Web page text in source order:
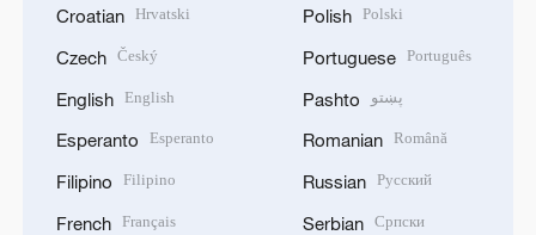
Croatian Hrvatski
Czech Český
English English
Esperanto Esperanto
Filipino Filipino
French Français
Polish Polski
Portuguese Português
Pashto پښتو
Romanian Română
Russian Русский
Serbian Српски